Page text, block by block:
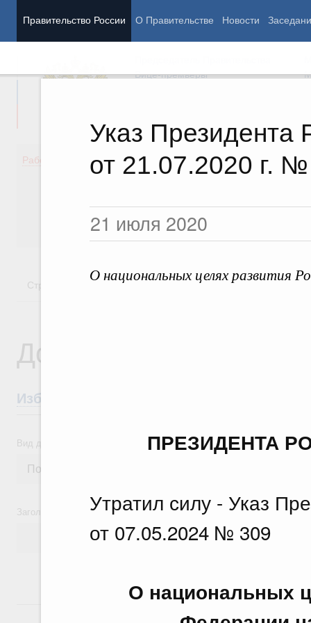
Правительство России О Правительстве Новости
Указ Президента
от 21.07.2020 г.
21 июля 2020
О национальных целях развития
ПРЕЗИДЕНТА
Утратил силу - Указ
от 07.05.2024 № 309
О национальных
Вице-премьеры
Работа Правительства
Демография
Здоровье
Общество
Государство
Стратегии Государственные программы
Документы
Избранные документы со справками к
Вид документа
Заголовок или текст документа
24 июля, пятница